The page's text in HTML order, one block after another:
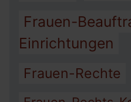
Frauen-
Einrichtungen
Frauen-Rechte